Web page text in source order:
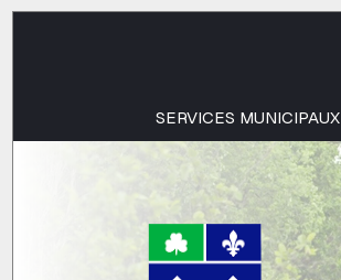
SERVICES MUNICIPAUX